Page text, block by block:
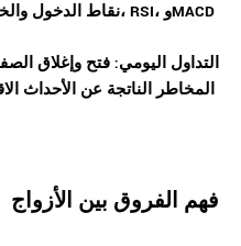
نقاط الدخول والخروج، مثل المتوسط المتحرك، RSI، وMACD
التداول اليومي: فتح وإغلاق
فهم الفروق بين الأزواج